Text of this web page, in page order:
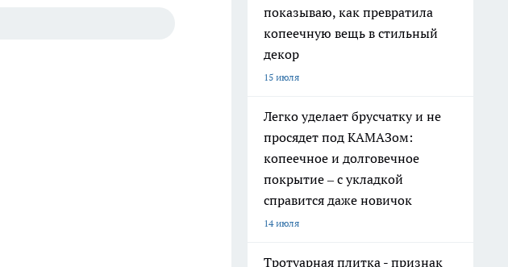
показываю, как превратила
копеечную вещь в стильный
декор
15 июля
Легко уделает брусчатку и не
просядет под КАМАЗом:
копеечное и долговечное
покрытие – с укладкой
справится даже новичок
14 июля
Тротуарная плитка - признак